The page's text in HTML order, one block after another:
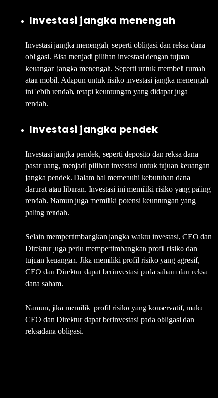
Investasi jangka menengah
Investasi jangka menengah, seperti obligasi dan reksa dana
obligasi. Bisa menjadi pilihan investasi dengan tujuan
keuangan jangka menengah. Seperti untuk membeli rumah
atau mobil. Adapun untuk risiko investasi jangka menengah
ini lebih rendah, tetapi keuntungan yang didapat juga
rendah.
Investasi jangka pendek
Investasi jangka pendek, seperti deposito dan reksa dana
pasar uang, menjadi pilihan investasi untuk tujuan keuangan
jangka pendek. Dalam hal memenuhi kebutuhan dana
darurat atau liburan. Investasi ini memiliki risiko yang paling
rendah. Namun juga memiliki potensi keuntungan yang
paling rendah.
Selain mempertimbangkan jangka waktu investasi, CEO dan
Direktur juga perlu mempertimbangkan profil risiko dan
tujuan keuangan. Jika memiliki profil risiko yang agresif,
CEO dan Direktur dapat berinvestasi pada saham dan reksa
dana saham.
Namun, jika memiliki profil risiko yang konservatif, maka
CEO dan Direktur dapat berinvestasi pada obligasi dan
reksadana obligasi.